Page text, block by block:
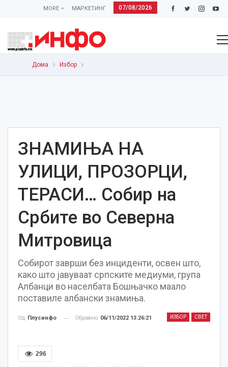
07/08/2026
МАРКЕТИНГ
MORE
Дома Избор
ЗНАМИЊА НА
УЛИЦИ, ПРОЗОРЦИ,
ТЕРАСИ… Собир на
Србите во Северна
Митровица
Собирот заврши без инциденти, освен што,
како што јавуваат српските медиуми, група
Албанци во населбата Бошњачко маало
поставиле албански знамиња.
ИЗБОР СВЕТ
Од Плусинфо Објавено 06/11/2022 13:26:21
296